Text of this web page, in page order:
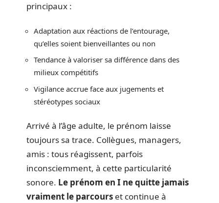
principaux :
Adaptation aux réactions de l’entourage,
qu’elles soient bienveillantes ou non
Tendance à valoriser sa différence dans des
milieux compétitifs
Vigilance accrue face aux jugements et
stéréotypes sociaux
Arrivé à l’âge adulte, le prénom laisse
toujours sa trace. Collègues, managers,
amis : tous réagissent, parfois
inconsciemment, à cette particularité
sonore. Le prénom en I ne quitte jamais
vraiment le parcours et continue à